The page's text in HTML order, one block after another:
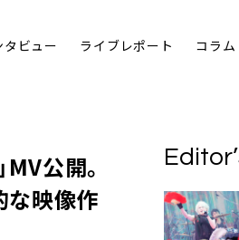
タビュー ライブレポート コラム
公開。
な映像作